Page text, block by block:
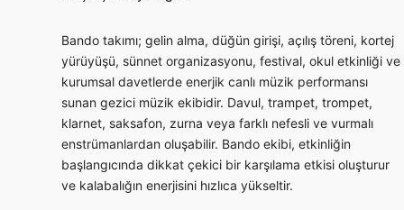
Bando takımı; gelin alma, düğün girişi, açılış töreni, kortej
yürüyüşü, sünnet organizasyonu, festival, okul etkinliği ve
kurumsal davetlerde enerjik canlı müzik performansı
sunan gezici müzik ekibidir. Davul, trampet, trompet,
klarnet, saksafon, zurna veya farklı nefesli ve vurmalı
enstrümanlardan oluşabilir. Bando ekibi, etkinliğin
başlangıcında dikkat çekici bir karşılama etkisi oluşturur
ve kalabalığın enerjisini hızlıca yükseltir.